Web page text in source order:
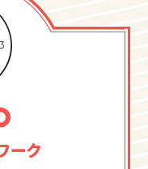
ーク